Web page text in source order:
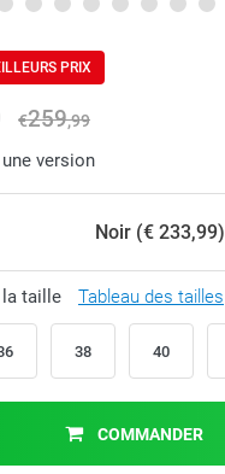
PRIX
€259,99
version
Noir (€ 233,99)
taille Tableau des tailles
38 40
COMMANDER